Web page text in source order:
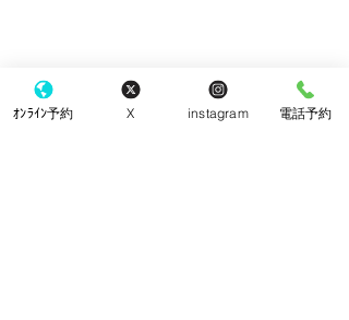
ｵﾝﾗｲﾝ予約 X instagram 電話予約